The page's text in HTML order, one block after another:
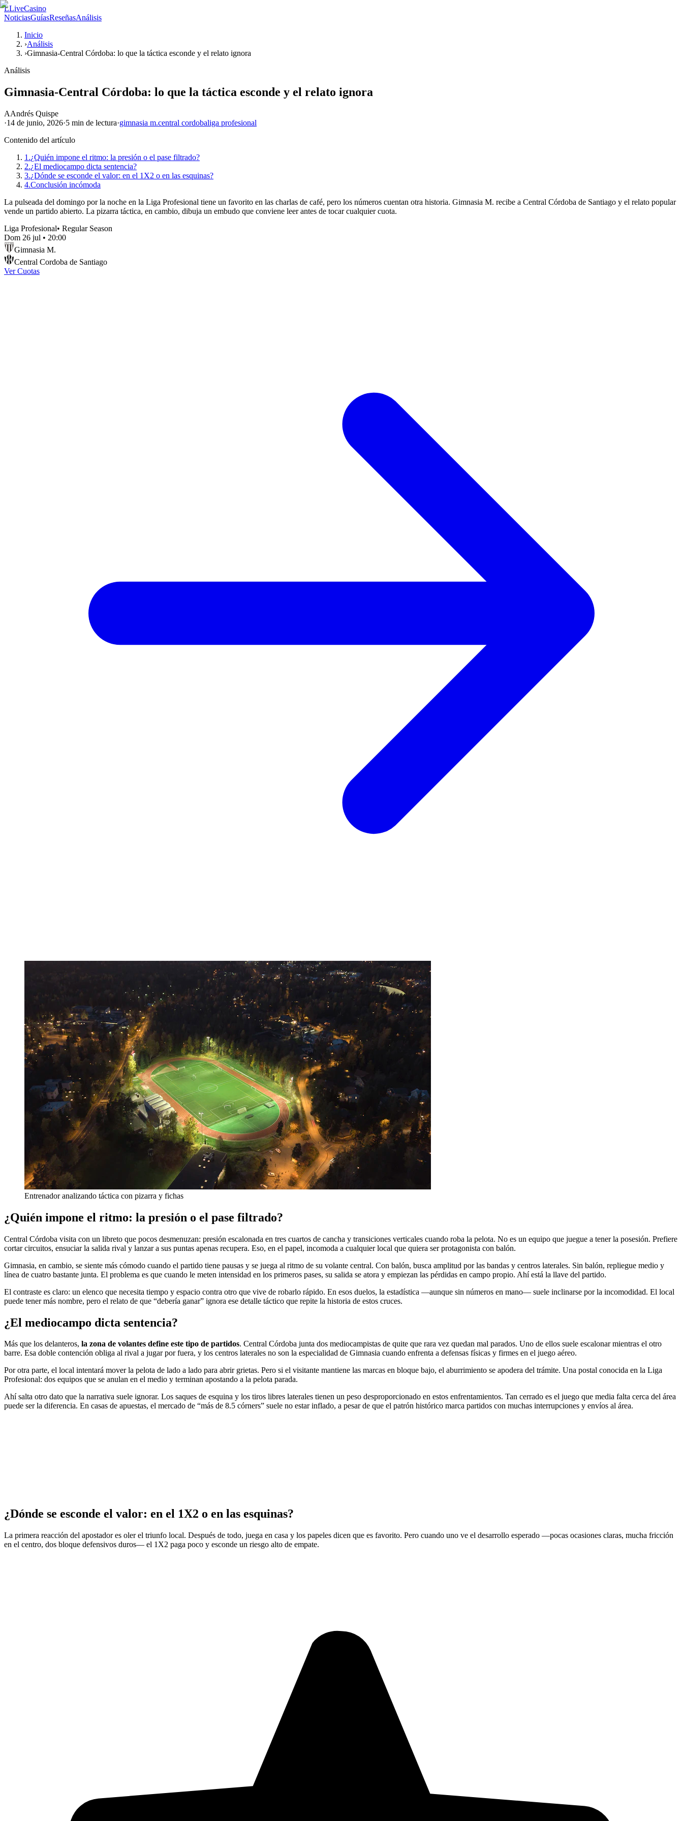
LLiveCasino
NoticiasGuíasReseñasAnálisis
Inicio
›Análisis
›Gimnasia-Central Córdoba: lo que la táctica esconde y el relato ignora
Análisis
Gimnasia-Central Córdoba: lo que la táctica esconde y el relato ignora
AAndrés Quispe
·14 de junio, 2026·5 min de lectura·gimnasia m.central cordobaliga profesional
Contenido del artículo
1.¿Quién impone el ritmo: la presión o el pase filtrado?
2.¿El mediocampo dicta sentencia?
3.¿Dónde se esconde el valor: en el 1X2 o en las esquinas?
4.Conclusión incómoda
La pulseada del domingo por la noche en la Liga Profesional tiene un favorito en las charlas de café, pero los números cuentan otra historia. Gimnasia M. recibe a Central Córdoba de Santiago y el relato popular
vende un partido abierto. La pizarra táctica, en cambio, dibuja un embudo que conviene leer antes de tocar cualquier cuota.
Liga Profesional• Regular Season
Dom 26 jul • 20:00
Gimnasia M.
Central Cordoba de Santiago
Ver Cuotas
Entrenador analizando táctica con pizarra y fichas
¿Quién impone el ritmo: la presión o el pase filtrado?
Central Córdoba visita con un libreto que pocos desmenuzan: presión escalonada en tres cuartos de cancha y transiciones verticales cuando roba la pelota. No es un equipo que juegue a tener la posesión. Prefiere
cortar circuitos, ensuciar la salida rival y lanzar a sus puntas apenas recupera. Eso, en el papel, incomoda a cualquier local que quiera ser protagonista con balón.
Gimnasia, en cambio, se siente más cómodo cuando el partido tiene pausas y se juega al ritmo de su volante central. Con balón, busca amplitud por las bandas y centros laterales. Sin balón, repliegue medio y
línea de cuatro bastante junta. El problema es que cuando le meten intensidad en los primeros pases, su salida se atora y empiezan las pérdidas en campo propio. Ahí está la llave del partido.
El contraste es claro: un elenco que necesita tiempo y espacio contra otro que vive de robarlo rápido. En esos duelos, la estadística —aunque sin números en mano— suele inclinarse por la incomodidad. El local
puede tener más nombre, pero el relato de que “debería ganar” ignora ese detalle táctico que repite la historia de estos cruces.
¿El mediocampo dicta sentencia?
Más que los delanteros, la zona de volantes define este tipo de partidos. Central Córdoba junta dos mediocampistas de quite que rara vez quedan mal parados. Uno de ellos suele escalonar mientras el otro
barre. Esa doble contención obliga al rival a jugar por fuera, y los centros laterales no son la especialidad de Gimnasia cuando enfrenta a defensas físicas y firmes en el juego aéreo.
Por otra parte, el local intentará mover la pelota de lado a lado para abrir grietas. Pero si el visitante mantiene las marcas en bloque bajo, el aburrimiento se apodera del trámite. Una postal conocida en la Liga
Profesional: dos equipos que se anulan en el medio y terminan apostando a la pelota parada.
Ahí salta otro dato que la narrativa suele ignorar. Los saques de esquina y los tiros libres laterales tienen un peso desproporcionado en estos enfrentamientos. Tan cerrado es el juego que media falta cerca del área
puede ser la diferencia. En casas de apuestas, el mercado de “más de 8.5 córners” suele no estar inflado, a pesar de que el patrón histórico marca partidos con muchas interrupciones y envíos al área.
¿Dónde se esconde el valor: en el 1X2 o en las esquinas?
La primera reacción del apostador es oler el triunfo local. Después de todo, juega en casa y los papeles dicen que es favorito. Pero cuando uno ve el desarrollo esperado —pocas ocasiones claras, mucha fricción
en el centro, dos bloque defensivos duros— el 1X2 paga poco y esconde un riesgo alto de empate.